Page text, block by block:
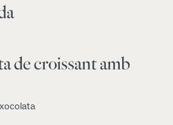
de croissant amb